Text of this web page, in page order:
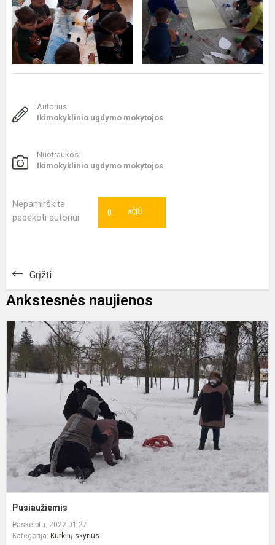
Autorius:
Ikimokyklinio ugdymo mokytojos
Nuotraukos:
Ikimokyklinio ugdymo mokytojos
Nepamirškite
padėkoti autoriui
AČIŪ
0
Grįžti
Ankstesnės naujienos
Pusiaužiemis
Paskelbta: 2022-01-27
Kategorija: Kurklių skyrius